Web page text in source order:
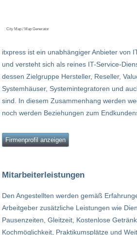
City Map / Map Generator
itxpress ist ein unabhängiger Anbieter von
und versteht sich als reines IT-Service-
dessen Zielgruppe Hersteller, Reseller,
Systemhäuser, Systemintegratoren und
sind. In diesem Zusammenhang werden
noch werden Beziehungen zum
Firmenprofil anzeigen
Mitarbeiterleistungen
Den Angestellten werden gemäß
Arbeitgeber zusätzliche Leistungen wie
Pausenzeiten, Gleitzeit, Kostenlose
Kochmöglichkeit, Praktikumsplätze und